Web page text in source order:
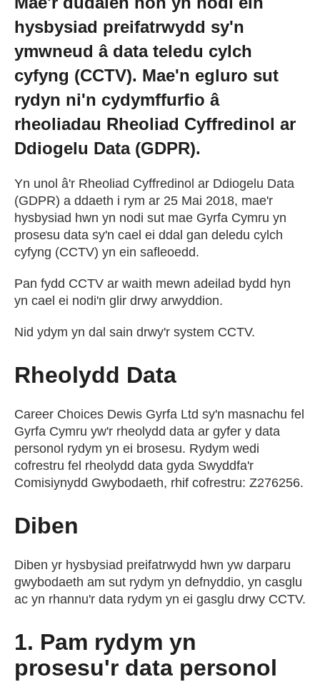
Prentisiaethau
Digwyddiadau
Newyddion
Gweithio i ni
Cysylltu â ni
hysbysiad preifatrwydd sy'n
ymwneud â data teledu cylch
cyfyng (CCTV). Mae'n egluro sut
rydyn ni'n cydymffurfio â
rheoliadau Rheoliad Cyffredinol ar
Ddiogelu Data (GDPR).
Yn unol â'r Rheoliad Cyffredinol ar Ddiogelu Data
(GDPR) a ddaeth i rym ar 25 Mai 2018, mae'r
hysbysiad hwn yn nodi sut mae Gyrfa Cymru yn
prosesu data sy'n cael ei ddal gan deledu cylch
cyfyng (CCTV) yn ein safleoedd.
Pan fydd CCTV ar waith mewn adeilad bydd hyn
yn cael ei nodi'n glir drwy arwyddion.
Nid ydym yn dal sain drwy'r system CCTV.
Rheolydd Data
Career Choices Dewis Gyrfa Ltd sy'n masnachu fel
Gyrfa Cymru yw'r rheolydd data ar gyfer y data
personol rydym yn ei brosesu. Rydym wedi
cofrestru fel rheolydd data gyda Swyddfa'r
Comisiynydd Gwybodaeth, rhif cofrestru: Z276256.
Diben
Diben yr hysbysiad preifatrwydd hwn yw darparu
gwybodaeth am sut rydym yn defnyddio, yn casglu
ac yn rhannu'r data rydym yn ei gasglu drwy CCTV.
1. Pam rydym yn
prosesu'r data personol